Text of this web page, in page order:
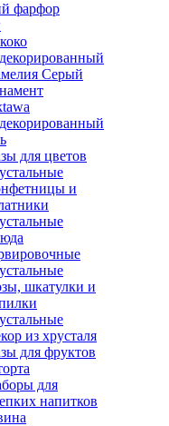
фарфор
Серый
для цветов
и
шкатулки и
из хрусталя
для фруктов
для
напитков